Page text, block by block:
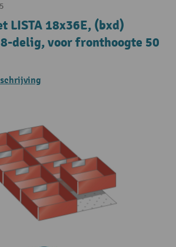
LISTA 18x36E, (bxd)
delig, voor fronthoogte 50